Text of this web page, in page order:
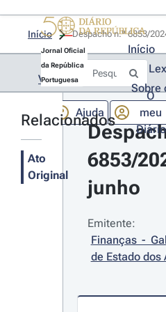
Jornal Oficial
da República
Portuguesa
Início
Sobre
Ajuda
O
meu
Diário
Início
Voltar
Relacionados
Ato
Original
6853/
junho
Emitente:
Finanças -
de Estado dos